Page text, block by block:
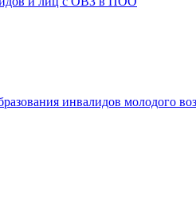
инвалидов молодого